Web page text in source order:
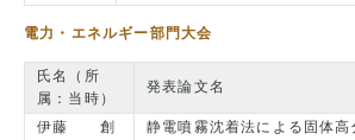
電力・エネルギー部門大会
氏名（所
属：当時）
発表論文名
伊藤 創
静電噴霧沈着法による固体高